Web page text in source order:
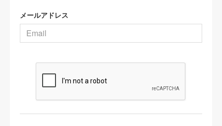
メールアドレス